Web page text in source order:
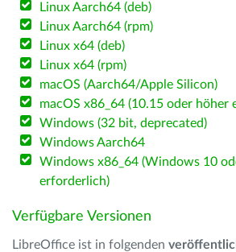
Linux Aarch64 (deb)
Linux Aarch64 (rpm)
Linux x64 (deb)
Linux x64 (rpm)
macOS (Aarch64/Apple Silicon)
macOS x86_64 (10.15 oder höher
Windows (32 bit, deprecated)
Windows Aarch64
Windows x86_64 (Windows 10
erforderlich)
Verfügbare Versionen
LibreOffice ist in folgenden